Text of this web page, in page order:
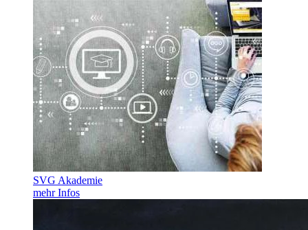
SVG Akademie
mehr Infos